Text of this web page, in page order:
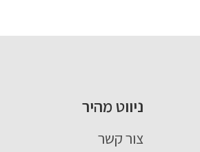
ניווט מהיר
צור קשר